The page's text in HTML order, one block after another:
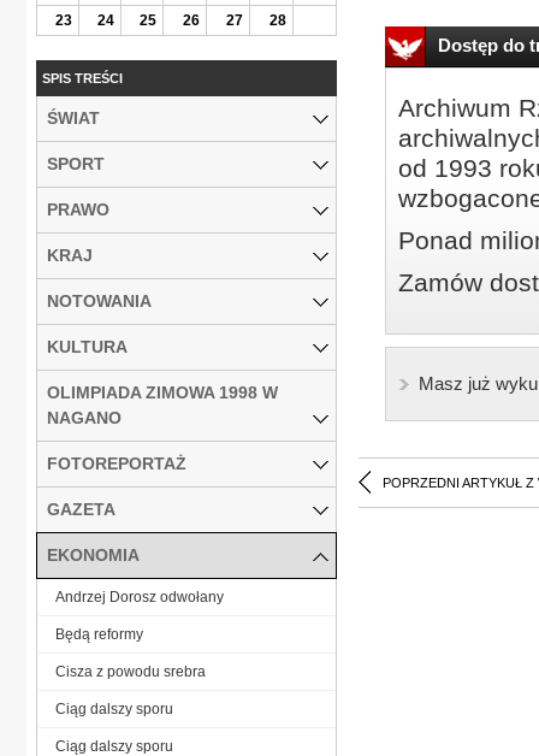
Dostęp do
Archiwum
od 1993
Ponad
Zamów
Masz już
POPRZEDNI ARTYKUŁ Z
23
24 25 26 27 28
SPIS TREŚCI
ŚWIAT
SPORT
PRAWO
KRAJ
NOTOWANIA
KULTURA
OLIMPIADA ZIMOWA 1998 W
NAGANO
FOTOREPORTAŻ
GAZETA
EKONOMIA
Andrzej Dorosz odwołany
Będą reformy
Cisza z powodu srebra
Ciąg dalszy sporu
Ciąg dalszy sporu